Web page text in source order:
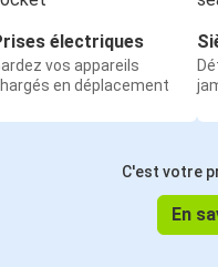
électriques
vos appareils
en déplacement
C'est votre
En